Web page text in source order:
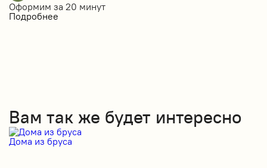
Оформим за 20 минут
Подробнее
Вам так же будет интересно
Дома из бруса